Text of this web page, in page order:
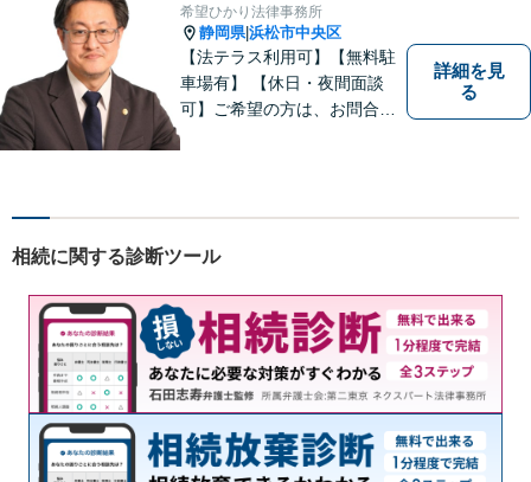
希望ひかり法律事務所
静岡県|浜松市中央区
【法テラス利用可】【無料駐
車場有】 【休日・夜間面談
可】ご希望の方は、お問合せ
詳細を見
る
相続に関する診断ツール